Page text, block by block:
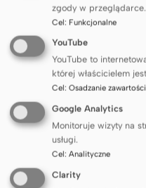
wręczenie dyplomu
przez rektoraprof.
Markuszewskiego
Lekarskiegoprof.
oficjalnym nadaniu
dołączył do grona
osobistości
Uniwersytet
zgody w przeglądarce.
Cel: Funkcjonalne
YouTube
YouTube to
której właścicielem
Cel: Osadzanie
Google Analytics
Monitoruje wizyty na
usługi.
Cel: Analityczne
Clarity